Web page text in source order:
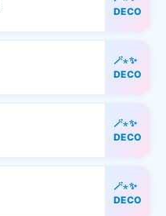
DECO
🪄⋆✨
DECO
🪄⋆✨
DECO
🪄⋆✨
DECO